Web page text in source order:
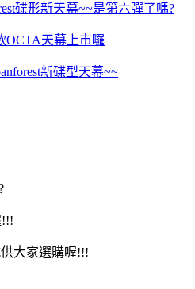
碟形新天幕~~是第六彈了嗎?
OCTA天幕上市囉
新碟型天幕~~
大家選購喔!!!